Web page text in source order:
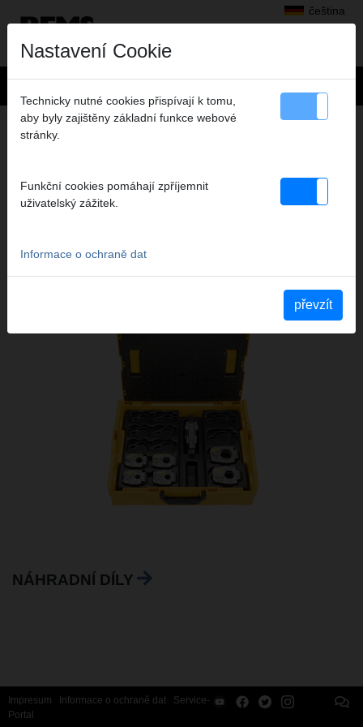
čeština
Výrobky> Radiální lisování>REMS sada lisovacích kleští
> Lis.krouž.S Set V 12+15+18+22
+28+35 +Z8 A1-32KN L-BOXX
Katalogauszüge
NÁHRADNÍ DÍLY
Impresum Informace o ochraně dat
Service-
Portal
Nastavení Cookie
Technicky nutné cookies přispívají k tomu,
aby byly zajištěny základní funkce webové
stránky.
Funkční cookies pomáhají zpříjemnit
uživatelský zážitek.
Informace o ochraně dat
převzít